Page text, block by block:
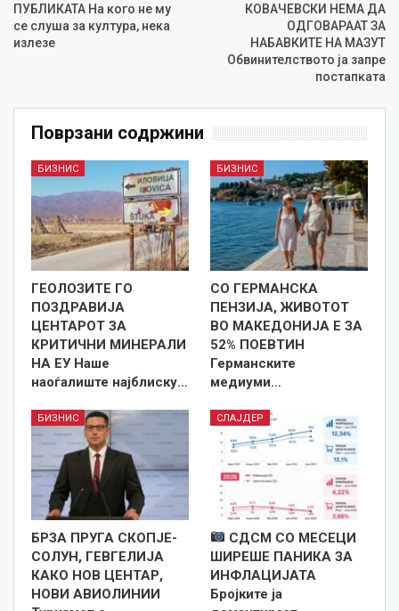
ПУБЛИКАТА На кого не му
се слуша за култура, нека
излезе
КОВАЧЕВСКИ НЕМА ДА
ОДГОВАРААТ ЗА
НАБАВКИТЕ НА МАЗУТ
Обвинителството ја запре
постапката
Поврзани содржини
БИЗНИС
ГЕОЛОЗИТЕ ГО
ПОЗДРАВИЈА
ЦЕНТАРОТ ЗА
КРИТИЧНИ МИНЕРАЛИ
НА ЕУ Наше
наоѓалиште најблиску…
БИЗНИС
СО ГЕРМАНСКА
ПЕНЗИЈА, ЖИВОТОТ
ВО МАКЕДОНИЈА Е ЗА
52% ПОЕВТИН
Германските
медиуми…
БИЗНИС
БРЗА ПРУГА СКОПЈЕ-
СОЛУН, ГЕВГЕЛИЈА
КАКО НОВ ЦЕНТАР,
НОВИ АВИОЛИНИИ
СЛАЈДЕР
СДСМ СО МЕСЕЦИ
ШИРЕШЕ ПАНИКА ЗА
ИНФЛАЦИЈАТА
Бројките ја